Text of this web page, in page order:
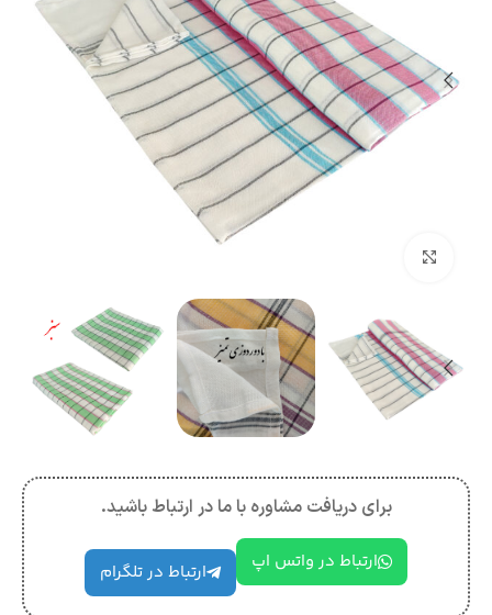
برای دریافت مشاوره با ما در ارتباط باشید.
ارتباط در واتس اپ ارتباط در تلگرام